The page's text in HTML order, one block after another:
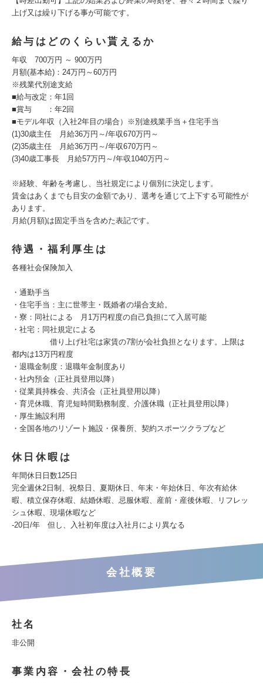
上げ又は繰り下げる事が可能です。
給与はどのくらい貰えるか
年収 700万円 ～ 900万円
月額(基本給)：24万円～60万円
※残業代別途支給
■給与改定：年1回
■賞与 ：年2回
■モデル年収（入社2年目の場合）※別途残業手当＋住宅手当
(1)30歳主任 月給36万円～/年収670万円～
(2)35歳主任 月給36万円～/年収670万円～
(3)40歳工事長 月給57万円～/年収1040万円～
※経験、年齢を考慮し、当社規定により個別に決定します。
賃金はあくまでも目安の金額であり、選考を通じて上下する可能性が
あります。
月給(月額)は固定手当を含めた表記です。
待遇・福利厚生は
各種社会保険加入
・通勤手当
・住宅手当：主に世帯主・既婚者の場合支給。
・寮：同社による 月1万円程度の自己負担にて入居可能
・社宅：同社規定による
借り上げ社宅は家賃の7割が会社負担となります。上限は
都内は13万円程度
・退職金制度：退職年金制度あり
・社内預金（正社員登用以降）
・従業員持株会、共済会（正社員登用以降）
・育児休職、育児短時間勤務制度、介護休職（正社員登用以降）
・厚生施設利用
・全国各地のリゾート施設・保養所、契約スポーツクラブなど
休日休暇は
年間休日日数125日
完全週休2日制、祝祭日、夏期休日、年末・年始休日、年次有給休
暇、積立保存休暇、結婚休暇、忌服休暇、産前・産後休暇、リフレッ
シュ休暇、現場休暇など
‐20日/年 但し、入社初年度は入社月により異なる
会社概要
社名
非公開
事業内容・会社の特長